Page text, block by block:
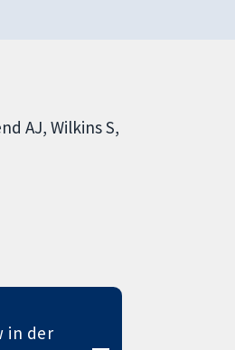
AJ Wilkins S
in der